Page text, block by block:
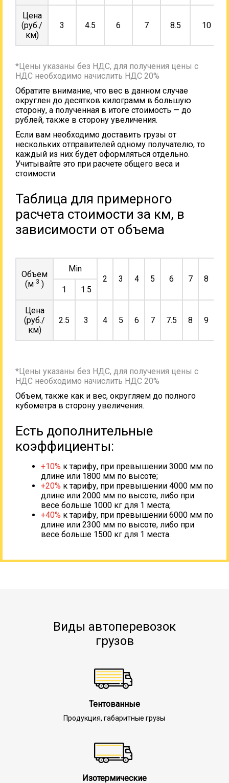
Цена
(руб./
км)
3 4.5 6 7 8.5 10
*Цены указаны без НДС, для получения цены с
НДС необходимо начислить НДС 20%
Обратите внимание, что вес в данном случае
округлен до десятков килограмм в большую
сторону, а полученная в итоге стоимость — до
рублей, также в сторону увеличения.
Если вам необходимо доставить грузы от
нескольких отправителей одному получателю, то
каждый из них будет оформляться отдельно.
Учитывайте это при расчете общего веса и
стоимости.
Таблица для примерного
расчета стоимости за км, в
зависимости от объема
Объем
(м 3 )
Min
2
3 4 5 6 7 8
1
1.5
Цена
(руб./
км)
2.5 3 4 5 6 7 7.5 8 9
*Цены указаны без НДС, для получения цены с
НДС необходимо начислить НДС 20%
Объем, также как и вес, округляем до полного
кубометра в сторону увеличения.
Есть дополнительные
коэффициенты:
+10% к тарифу, при превышении 3000 мм по
длине или 1800 мм по высоте;
+20% к тарифу, при превышении 4000 мм по
длине или 2000 мм по высоте, либо при
весе больше 1000 кг для 1 места;
+40% к тарифу, при превышении 6000 мм по
длине или 2300 мм по высоте, либо при
весе больше 1500 кг для 1 места.
Виды автоперевозок
грузов
Тентованные
Продукция, габаритные грузы
Изотермические